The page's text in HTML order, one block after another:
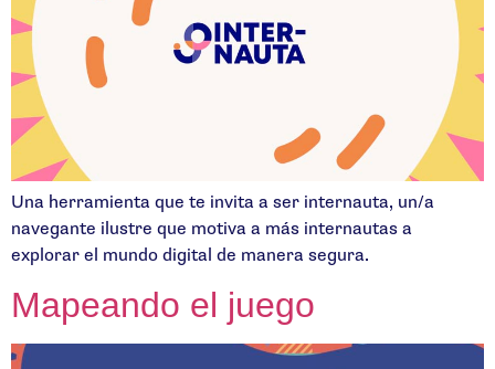
Una herramienta que te invita a ser internauta, un/a
navegante ilustre que motiva a más internautas a
explorar el mundo digital de manera segura.
Mapeando el juego